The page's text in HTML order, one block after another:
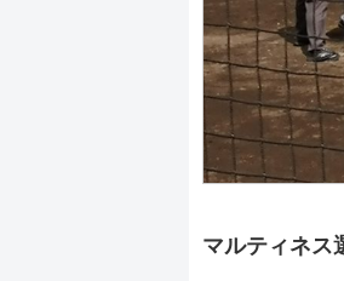
マルティネス